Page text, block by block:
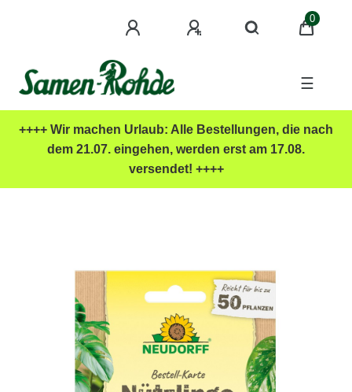
0
☰
++++ Wir machen Urlaub: Alle Bestellungen, die nach
dem 21.07. eingehen, werden erst am 17.08.
versendet! ++++